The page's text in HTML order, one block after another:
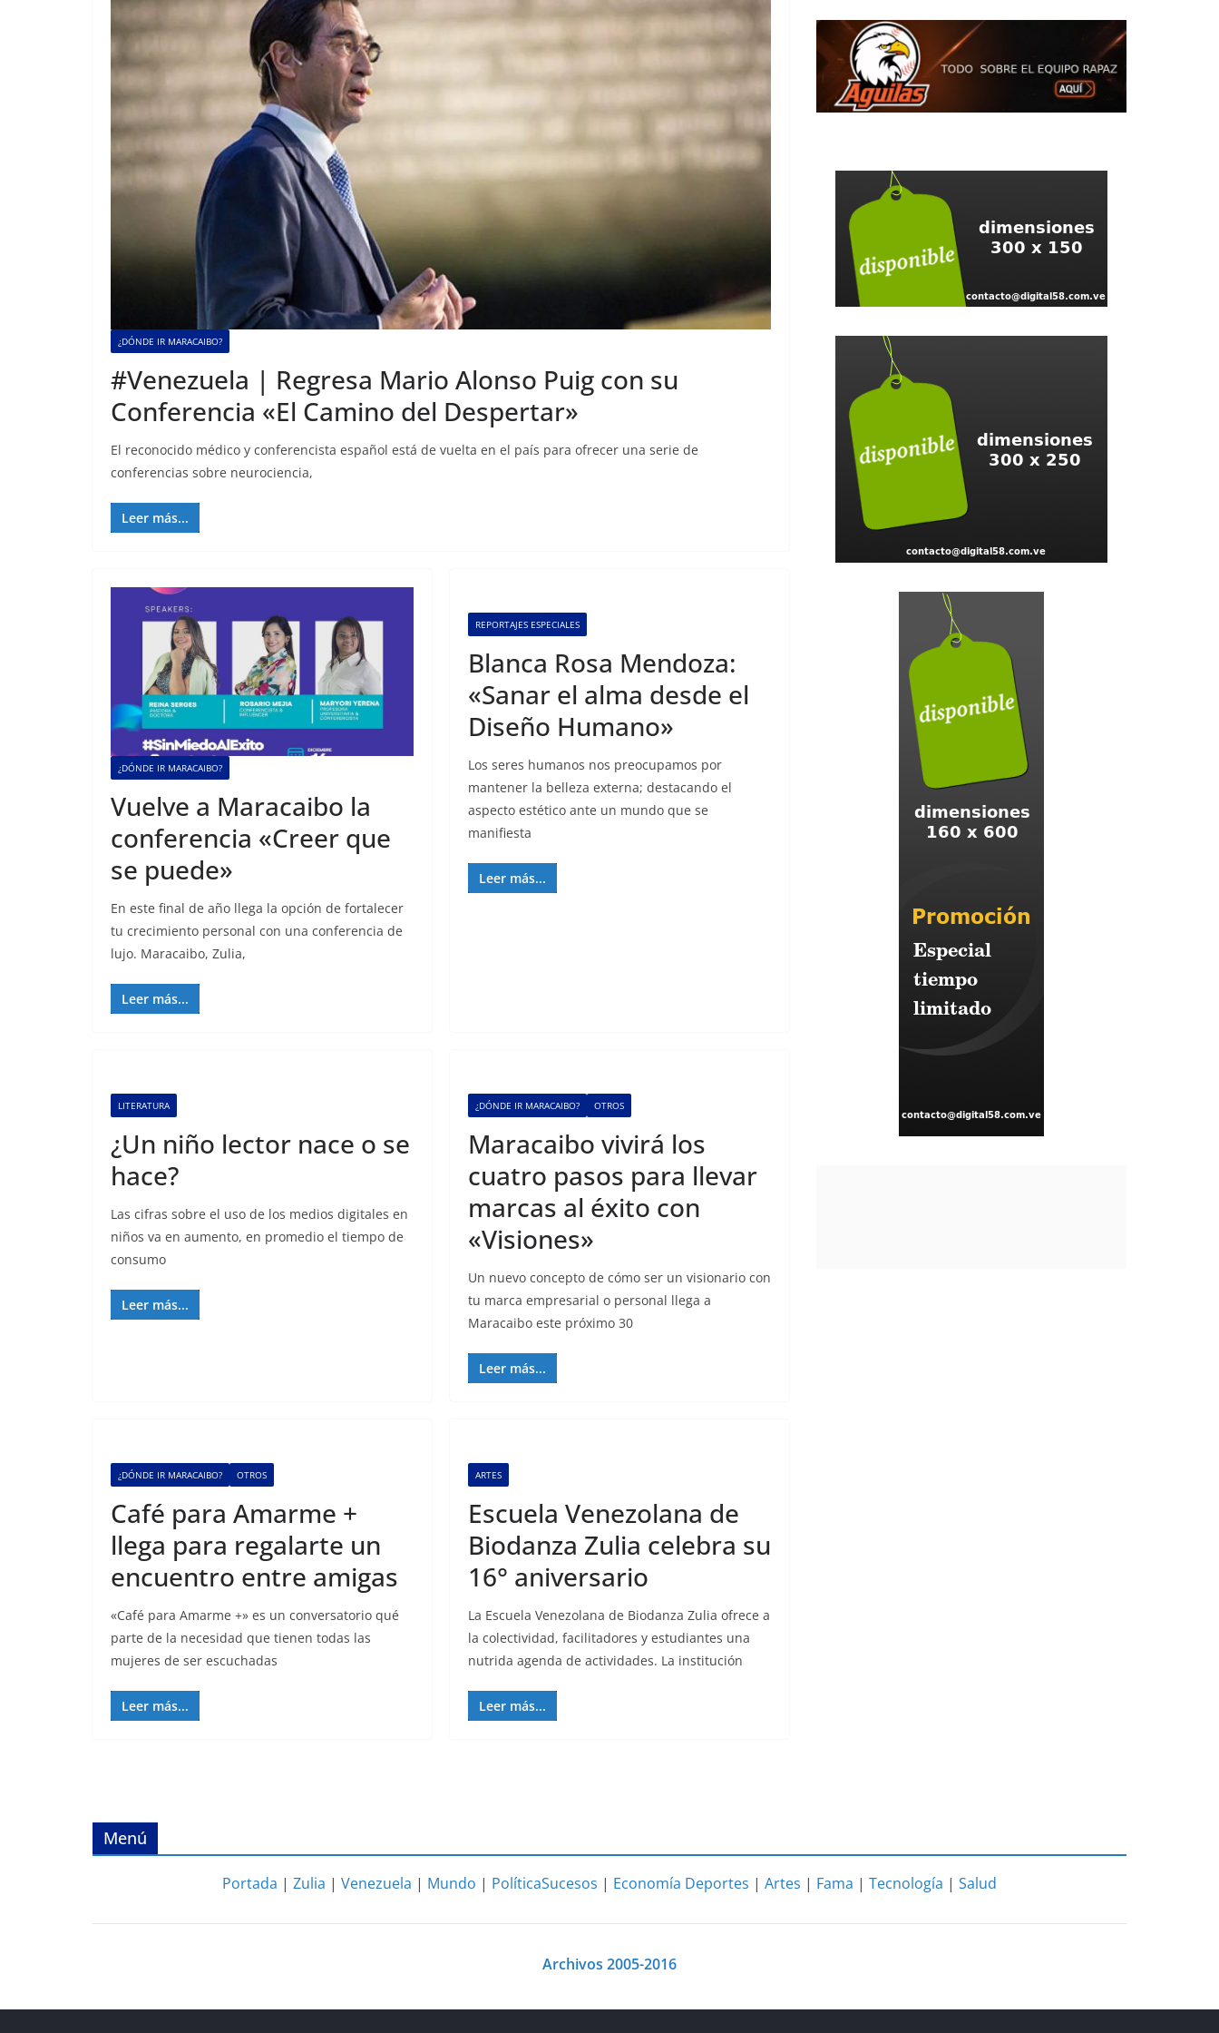
¿DÓNDE IR MARACAIBO?
#Venezuela | Regresa Mario Alonso Puig con su
Conferencia «El Camino del Despertar»
El reconocido médico y conferencista español está de vuelta en el país para ofrecer una serie de
conferencias sobre neurociencia,
Leer más...
¿DÓNDE IR MARACAIBO?
Vuelve a Maracaibo la
conferencia «Creer que
se puede»
En este final de año llega la opción de fortalecer
tu crecimiento personal con una conferencia de
lujo. Maracaibo, Zulia,
Leer más...
REPORTAJES ESPECIALES
Blanca Rosa Mendoza:
«Sanar el alma desde el
Diseño Humano»
Los seres humanos nos preocupamos por
mantener la belleza externa; destacando el
aspecto estético ante un mundo que se
manifiesta
Leer más...
LITERATURA
¿Un niño lector nace o se
hace?
Las cifras sobre el uso de los medios digitales en
niños va en aumento, en promedio el tiempo de
consumo
Leer más...
¿DÓNDE IR MARACAIBO? OTROS
Maracaibo vivirá los
cuatro pasos para llevar
marcas al éxito con
«Visiones»
Un nuevo concepto de cómo ser un visionario con
tu marca empresarial o personal llega a
Maracaibo este próximo 30
Leer más...
¿DÓNDE IR MARACAIBO? OTROS
Café para Amarme +
llega para regalarte un
encuentro entre amigas
«Café para Amarme +» es un conversatorio qué
parte de la necesidad que tienen todas las
mujeres de ser escuchadas
Leer más...
ARTES
Escuela Venezolana de
Biodanza Zulia celebra su
16° aniversario
La Escuela Venezolana de Biodanza Zulia ofrece a
la colectividad, facilitadores y estudiantes una
nutrida agenda de actividades. La institución
Leer más...
Menú
Portada | Zulia | Venezuela | Mundo | PolíticaSucesos | Economía Deportes | Artes | Fama | Tecnología | Salud
Archivos 2005-2016